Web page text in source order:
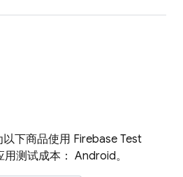
下商品使用 Firebase Test
测试成本： Android。